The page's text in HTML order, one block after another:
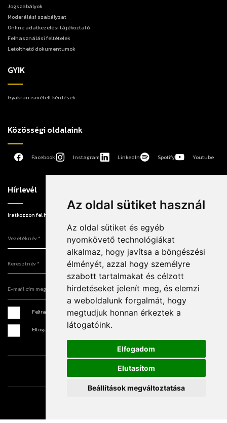
Az oldal sütiket használ
Az oldal sütiket és egyéb
nyomkövető technológiákat
alkalmaz, hogy javítsa a böngészési
élményét, azzal hogy személyre
szabott tartalmakat és célzott
hirdetéseket jelenít meg, és elemzi
a weboldalunk forgalmát, hogy
megtudjuk honnan érkeztek a
látogatóink.
Elfogadom
Elutasítom
Beállítások megváltoztatása
Jogszabályok
Moderálási szabályzat
Online adatkezelési tájékoztató
Felhasználási feltételek
Letölthető dokumentumok
GYIK
Gyakran ismételt kérdések
Közösségi oldalaink
Facebook Instagram LinkedIn Spotify Youtube
Hírlevél
Iratkozzon fel hírlevelünkre, hogy elsőként értesüljön a legújabb információkról!
Vezetéknév
Keresztnév
E-mail cím megadása
Feliratkozás hírlevélre *
Elfogadom az Adatkezelési tájékoztatót
SajtóImpresszum